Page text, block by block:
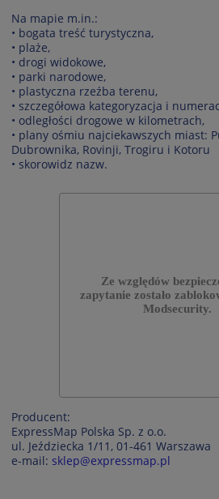
Na mapie m.in.:
• bogata treść turystyczna,
• plaże,
• drogi widokowe,
• parki narodowe,
• plastyczna rzeźba terenu,
• szczegółowa kategoryzacja i
• odległości drogowe w kilometrach,
• plany ośmiu najciekawszych miast:
Dubrownika, Rovinji, Trogiru i Kotoru
• skorowidz nazw.
Producent:
ExpressMap Polska Sp. z o.o.
ul. Jeździecka 1/11, 01-461 Warszawa
e-mail: sklep@expressmap.pl